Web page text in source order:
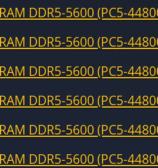
DDR5-5600 (PC5-
DDR5-5600 (PC5-
DDR5-5600 (PC5-
DDR5-5600 (PC5-
DDR5-5600 (PC5-
DDR5-5600 (PC5-